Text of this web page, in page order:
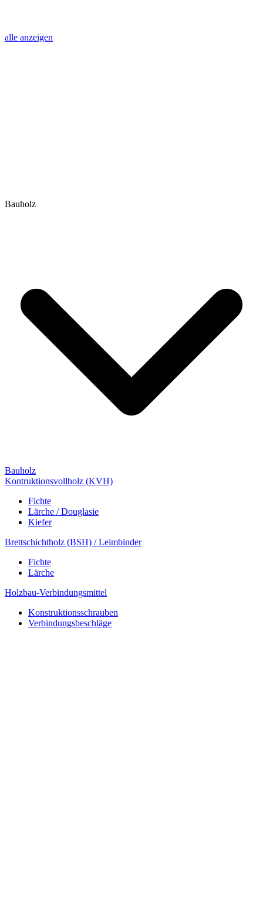
alle anzeigen
Bauholz
Bauholz
Kontruktionsvollholz (KVH)
Fichte
Lärche / Douglasie
Kiefer
Brettschichtholz (BSH) / Leimbinder
Fichte
Lärche
Holzbau-Verbindungsmittel
Konstruktionsschrauben
Verbindungsbeschläge